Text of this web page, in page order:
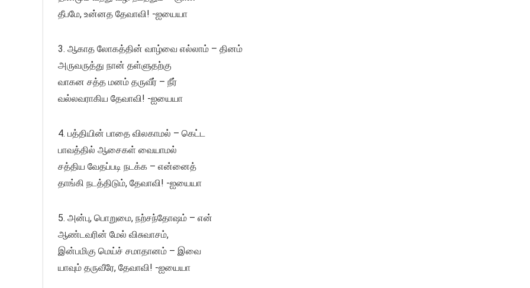
தீபமே, உன்னத தேவாவி! -ஐயையா
3. ஆகாத லோகத்தின் வாழ்வை எல்லாம் – தினம்
அருவருத்து நான் தள்ளுதற்கு
வாகன சத்த மனம் தருவீர் – நீர்
வல்லவராகிய தேவாவி! -ஐயையா
4. பத்தியின் பாதை விலகாமல் – கெட்ட
பாவத்தில் ஆசைகள் வையாமல்
சத்திய வேதப்படி நடக்க – என்னைத்
தாங்கி நடத்திடும், தேவாவி! -ஐயையா
5. அன்பு, பொறுமை, நற்சந்தோஷம் – என்
ஆண்டவரின் மேல் விசுவாசம்,
இன்பமிகு மெய்ச் சமாதானம் – இவை
யாவும் தருவீரே, தேவாவி! -ஐயையா